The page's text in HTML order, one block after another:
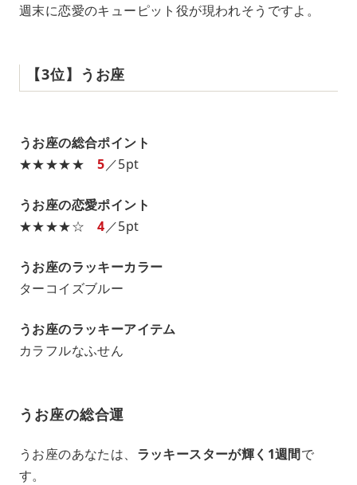
週末に恋愛のキューピット役が現われそうですよ。
【3位】うお座
うお座の総合ポイント
★★★★★5／5pt
うお座の恋愛ポイント
★★★★☆4／5pt
うお座のラッキーカラー
ターコイズブルー
うお座のラッキーアイテム
カラフルなふせん
うお座の総合運
うお座のあなたは、 ラッキースターが輝く1週間で
す。